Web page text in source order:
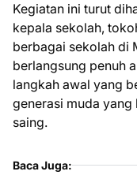
Kegiatan ini turut
kepala sekolah,
berbagai sekolah di
berlangsung penuh
langkah awal yang
generasi muda
saing.
Baca Juga: